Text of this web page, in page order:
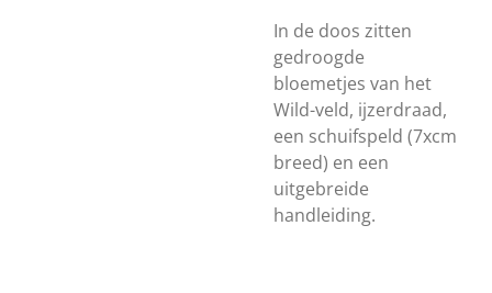
In de doos zitten
gedroogde
bloemetjes van het
Wild-veld, ijzerdraad,
een schuifspeld (7xcm
breed) en een
uitgebreide
handleiding.